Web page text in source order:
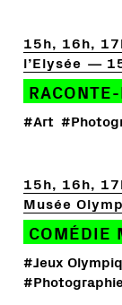
15h, 16h,
l’Elysée
#Art
15h, 16h,
Musée
COMÉDIE
#Jeux